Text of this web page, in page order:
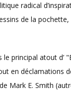
radical
de la
le principal atout d’
en déclamations
Mark E. Smith